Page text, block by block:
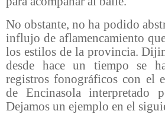
No obstante, no ha podido
influjo de aflamencamiento
los estilos de la provincia.
desde hace un tiempo se
registros fonográficos con el
de Encinasola interpretado
Dejamos un ejemplo en el